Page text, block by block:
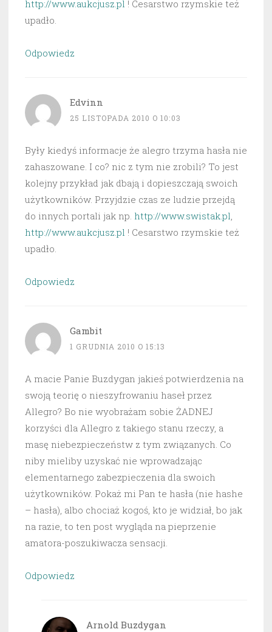
http://www.aukcjusz.pl ! Cesarstwo rzymskie też
upadło.
Odpowiedz
Edvinn
25 LISTOPADA 2010 O 10:03
Były kiedyś informacje że alegro trzyma hasła nie
zahaszowane. I co? nic z tym nie zrobili? To jest
kolejny przykład jak dbają i dopieszczają swoich
użytkowników. Przyjdzie czas ze ludzie przejdą
do innych portali jak np. http://www.swistak.pl,
http://www.aukcjusz.pl ! Cesarstwo rzymskie też
upadło.
Odpowiedz
Gambit
1 GRUDNIA 2010 O 15:13
A macie Panie Buzdygan jakieś potwierdzenia na
swoją teorię o nieszyfrowaniu haseł przez
Allegro? Bo nie wyobrażam sobie ŻADNEJ
korzyści dla Allegro z takiego stanu rzeczy, a
masę niebezpieczeństw z tym związanych. Co
niby mieliby uzyskać nie wprowadzając
elementarnego zabezpieczenia dla swoich
użytkowników. Pokaż mi Pan te hasła (nie hashe
– hasła), albo chociaż kogoś, kto je widział, bo jak
na razie, to ten post wygląda na pieprzenie
amatora-poszukiwacza sensacji.
Odpowiedz
Arnold Buzdygan